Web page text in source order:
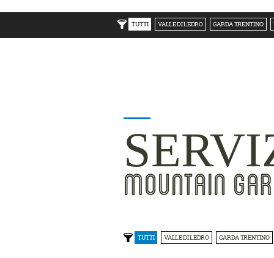
TUTTI VALLE DI LEDRO GARDA TRENTINO
MOUNTAIN
TUTTI VALLE DI LEDRO GARDA TRENTINO